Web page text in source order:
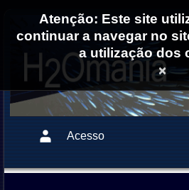
Acesso
Atenção: Este site
continuar a navegar no
a utilização dos
×